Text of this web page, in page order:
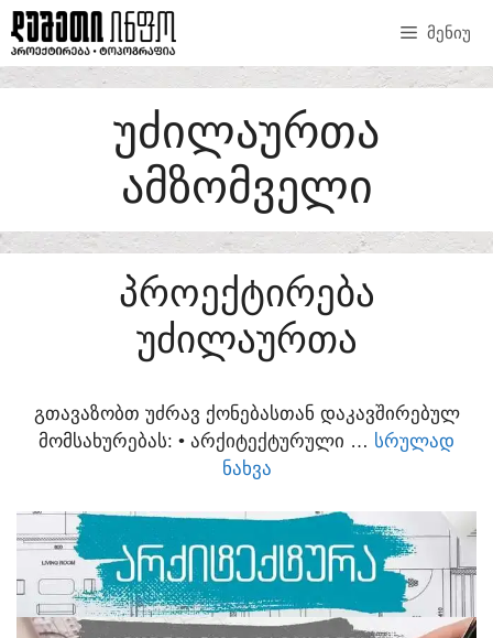
SKIP
TO
CONTENT
ᲛᲔᲜᲘᲣ
ᲣᲫᲘᲚᲐᲣᲠᲗᲐ
ᲐᲛᲖᲝᲛᲕᲔᲚᲘ
ᲞᲠᲝᲔᲥᲢᲘᲠᲔᲑᲐ
ᲣᲫᲘᲚᲐᲣᲠᲗᲐ
ᲒᲗᲐᲕᲐᲖᲝᲑᲗ ᲣᲫᲠᲐᲕ ᲥᲝᲜᲔᲑᲐᲡᲗᲐᲜ ᲓᲐᲙᲐᲕᲨᲘᲠᲔᲑᲣᲚ
ᲛᲝᲛᲡᲐᲮᲣᲠᲔᲑᲐᲡ:​ • ᲐᲠᲥᲘᲢᲔᲥᲢᲣᲠᲣᲚᲘ … ᲡᲠᲣᲚᲐᲓ
ᲜᲐᲮᲕᲐ